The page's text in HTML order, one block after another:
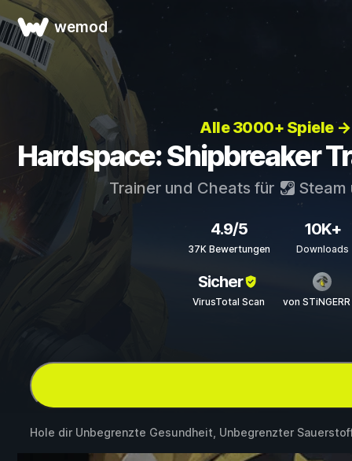
wemod
Alle 3000+ Spiele →
Hardspace: Shipbreaker
Trainer und Cheats für Steam
4.9/5
37K Bewertungen
10K+
Downloads
Sicher
VirusTotal Scan von
Hole dir Unbegrenzte Gesundheit, Unbegrenzter